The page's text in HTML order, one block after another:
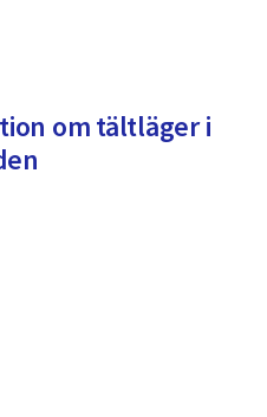
för
om tältläger i